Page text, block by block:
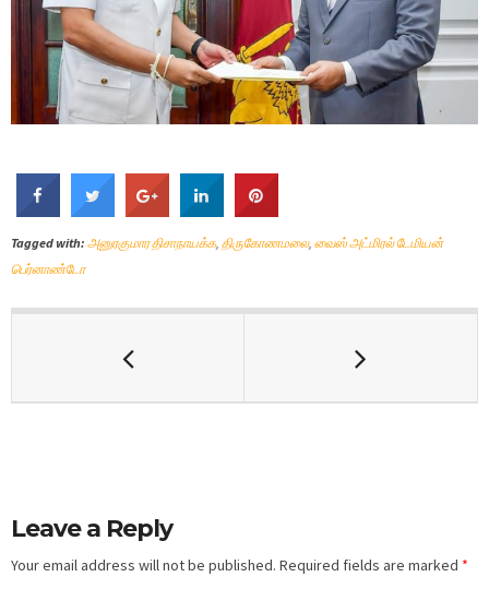
Tagged with: அனுரகுமார திசாநாயக்க, திருகோணமலை, வைஸ் அட்மிரல் டேமியன்
பெர்னாண்டோ
Leave a Reply
Your email address will not be published. Required fields are marked *